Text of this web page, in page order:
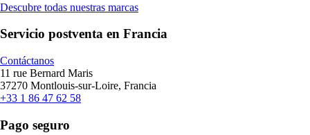
Descubre todas nuestras marcas
Servicio postventa en Francia
Contáctanos
11 rue Bernard Maris
37270 Montlouis-sur-Loire, Francia
+33 1 86 47 62 58
Pago seguro